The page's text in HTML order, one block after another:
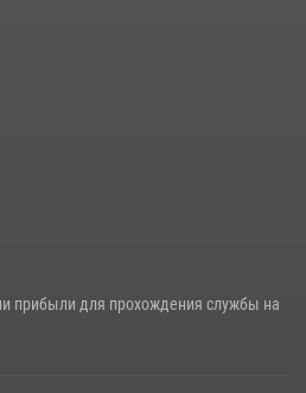
прибыли для прохождения службы на